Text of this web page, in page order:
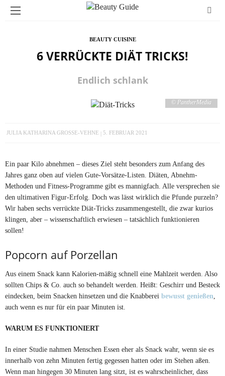
BEAUTY CUISINE
6 VERRÜCKTE DIÄT TRICKS!
Endlich schlank
© PantherMedia
JULIA KATHARINA GROSSE-VEHNE 5. FEBRUAR 2021
Ein paar Kilo abnehmen – dieses Ziel steht besonders zum Anfang des
Jahres ganz oben auf vielen Gute-Vorsätze-Listen. Diäten, Abnehm-
Methoden und Fitness-Programme gibt es mannigfach. Alle versprechen sie
den ultimativen Figur-Erfolg. Doch was lässt wirklich die Pfunde purzeln?
Wir haben sechs verrückte Diät-Tricks zusammengestellt, die zwar kurios
klingen, aber – wissenschaftlich erwiesen – tatsächlich funktionieren
sollen!
Popcorn auf Porzellan
Aus einem Snack kann Kalorien-mäßig schnell eine Mahlzeit werden. Also
sollten Chips & Co. auch so behandelt werden. Heißt: Geschirr und Besteck
eindecken, beim Snacken hinsetzen und die Knabberei bewusst genießen
auch wenn es nur für ein paar Minuten ist.
WARUM ES FUNKTIONIERT
In einer Studie nahmen Menschen Essen eher als Snack wahr, wenn sie es
innerhalb von zehn Minuten fertig gegessen hatten oder im Stehen aßen.
Wenn man hingegen 30 Minuten lang sitzt, ist es wahrscheinlicher, dass